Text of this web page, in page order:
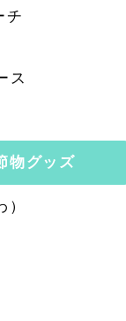
チ
ス
物グッズ